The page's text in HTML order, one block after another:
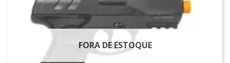
FORA DE ESTOQUE